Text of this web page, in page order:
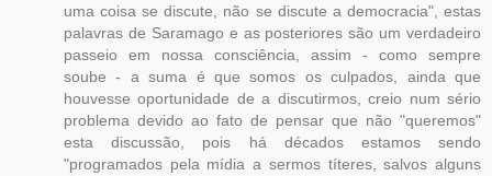
uma coisa se discute, não se discute a democracia", estas
palavras de Saramago e as posteriores são um verdadeiro
passeio em nossa consciência, assim - como sempre
soube - a suma é que somos os culpados, ainda que
houvesse oportunidade de a discutirmos, creio num sério
problema devido ao fato de pensar que não "queremos"
esta discussão, pois há décados estamos sendo
"programados pela mídia a sermos títeres, salvos alguns